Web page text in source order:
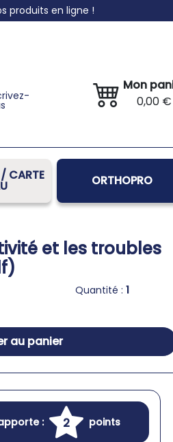
produits en ligne !
Mon
0,00 €
CARTE ORTHOPRO
et les troubles
Quantité : 1
au panier
: 2 points